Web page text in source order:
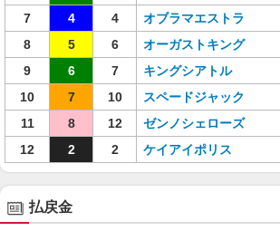
7
4 4 オブラマエストラ
8
5 6 オーガストキング
9
6 7 キングシアトル
10
7 10 スペードジャック
11
8 12 ゼンノシェローズ
12
2 2 ケイアイポリス
払戻金